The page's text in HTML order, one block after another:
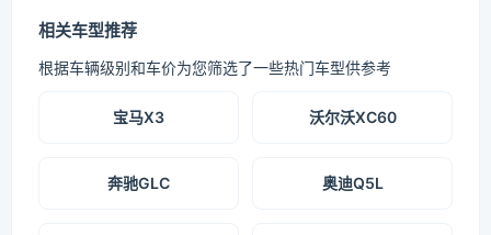
相关车型推荐
根据车辆级别和车价为您筛选了一些热门车型供参考
宝马X3 沃尔沃XC60
奔驰GLC 奥迪Q5L